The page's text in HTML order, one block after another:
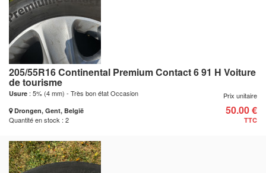
205/55R16 Continental Premium Contact 6 91 H Voiture
de tourisme
Usure : 5% (4 mm) - Très bon état Occasion
Drongen, Gent, België
Quantité en stock : 2
Prix unitaire
50.00 €
TTC